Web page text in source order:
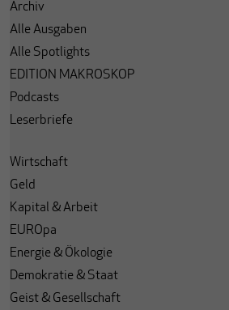
Archiv
Alle Ausgaben
Alle Spotlights
EDITION MAKROSKOP
Podcasts
Leserbriefe
Wirtschaft
Geld
Kapital & Arbeit
EUROpa
Energie & Ökologie
Demokratie & Staat
Geist & Gesellschaft